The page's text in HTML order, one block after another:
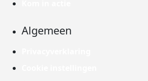
Algemeen